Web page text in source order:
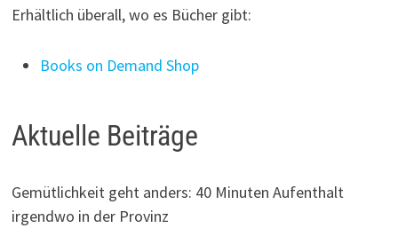
Erhältlich überall, wo es Bücher gibt:
Books on Demand Shop
Aktuelle Beiträge
Gemütlichkeit geht anders: 40 Minuten Aufenthalt
irgendwo in der Provinz